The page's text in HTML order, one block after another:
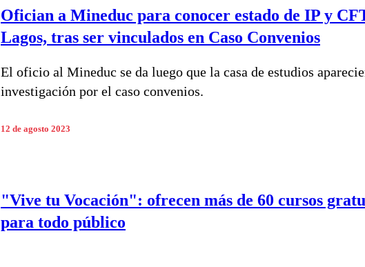
Ofician a Mineduc para conocer estado de IP y
Lagos, tras ser vinculados en Caso Convenios
El oficio al Mineduc se da luego que la casa de estudios
investigación por el caso convenios.
12 de agosto 2023
"Vive tu Vocación": ofrecen más de 60 cursos
para todo público